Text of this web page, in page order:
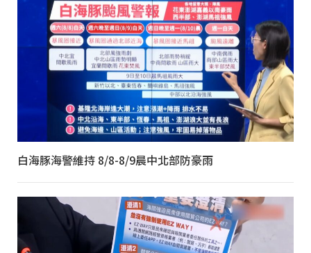
白海豚海警維持 8/8-8/9晨中北部防豪雨